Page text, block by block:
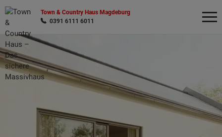
Town & Country Haus Magdeburg
0391 6111 6011
Wonach möchten Sie suchen?